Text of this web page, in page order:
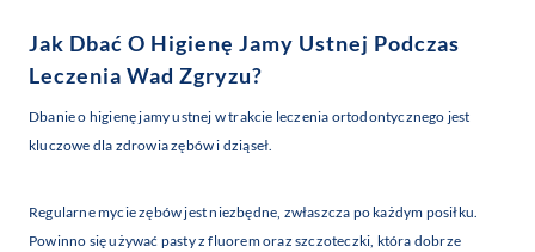
Jak Dbać O Higienę Jamy Ustnej Podczas
Leczenia Wad Zgryzu?
Dbanie o higienę jamy ustnej w trakcie leczenia ortodontycznego jest
kluczowe dla zdrowia zębów i dziąseł.
Regularne mycie zębów jest niezbędne, zwłaszcza po każdym posiłku.
Powinno się używać pasty z fluorem oraz szczoteczki, która dobrze